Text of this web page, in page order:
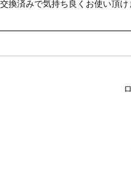
換済みで気持ち良くお使い頂